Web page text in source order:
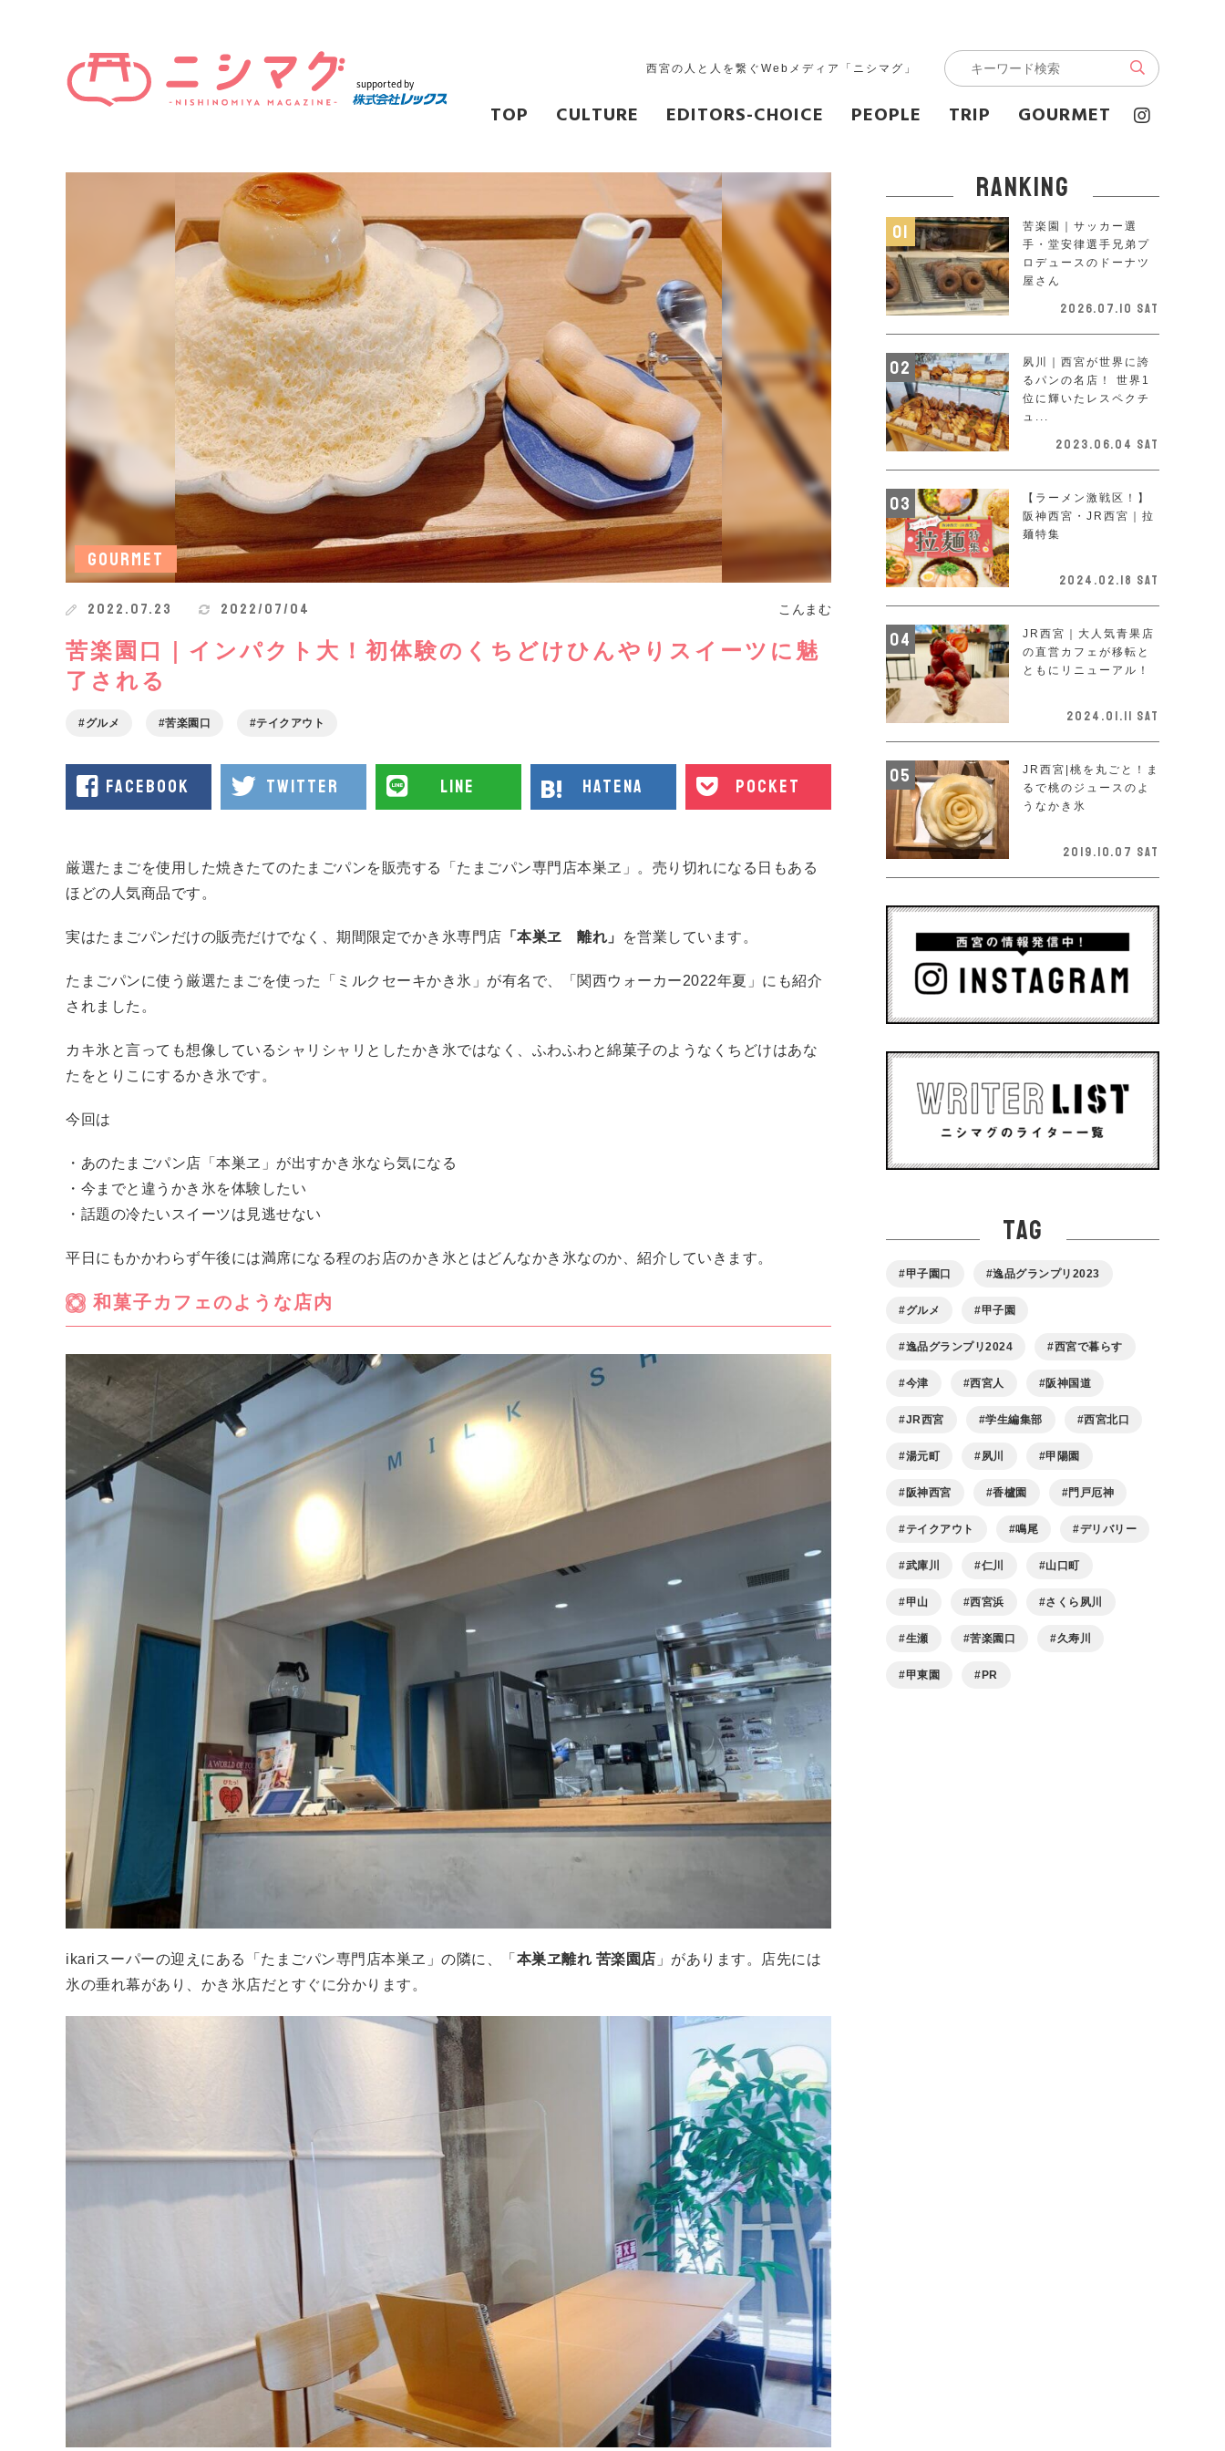
西宮の人と人を繋ぐWebメディア「ニシマグ」
TOP CULTURE EDITORS-CHOICE PEOPLE TRIP GOURMET
GOURMET
2022.07.23 2022/07/04 こんまむ
苦楽園口｜インパクト大！初体験のくちどけひんやりスイーツに魅
了される
グルメ 苦楽園口 テイクアウト
facebook twitter line hatena pocket
厳選たまごを使用した焼きたてのたまごパンを販売する「たまごパン専門店本巣ヱ」。売り切れになる日もある
ほどの人気商品です。
実はたまごパンだけの販売だけでなく、期間限定でかき氷専門店 「本巣ヱ 離れ」 を営業しています。
たまごパンに使う厳選たまごを使った「ミルクセーキかき氷」が有名で、「関西ウォーカー2022年夏」にも紹介
されました。
カキ氷と言っても想像しているシャリシャリとしたかき氷ではなく、ふわふわと綿菓子のようなくちどけはあな
たをとりこにするかき氷です。
今回は
・あのたまごパン店「本巣ヱ」が出すかき氷なら気になる
・今までと違うかき氷を体験したい
・話題の冷たいスイーツは見逃せない
平日にもかかわらず午後には満席になる程のお店のかき氷とはどんなかき氷なのか、紹介していきます。
和菓子カフェのような店内
ikariスーパーの迎えにある「たまごパン専門店本巣ヱ」の隣に、「 本巣ヱ離れ 苦楽園店 」があります。店先には
氷の垂れ幕があり、かき氷店だとすぐに分かります。
ranking
苦楽園｜サッカー選
手・堂安律選手兄弟プ
ロデュースのドーナツ
屋さん
2026.07.10 Sat
夙川｜西宮が世界に誇
るパンの名店！ 世界1
位に輝いたレスペクチ
ュ...
2023.06.04 Sat
【ラーメン激戦区！】
阪神西宮・JR西宮｜拉
麺特集
2024.02.18 Sat
JR西宮｜大人気青果店
の直営カフェが移転と
ともにリニューアル！
2024.01.11 Sat
JR西宮|桃を丸ごと！ま
るで桃のジュースのよ
うなかき氷
2019.10.07 Sat
tag
甲子園口 逸品グランプリ2023
グルメ 甲子園
逸品グランプリ2024 西宮で暮らす
今津 西宮人 阪神国道
JR西宮 学生編集部 西宮北口
湯元町 夙川 甲陽園
阪神西宮 香櫨園 門戸厄神
テイクアウト 鳴尾 デリバリー
武庫川 仁川 山口町
甲山 西宮浜 さくら夙川
生瀬 苦楽園口 久寿川
甲東園 PR